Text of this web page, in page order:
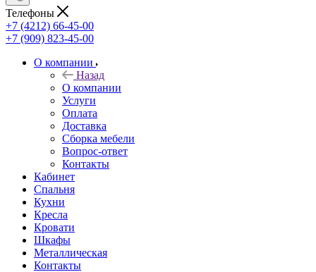
Телефоны
+7 (4212) 66-45-00
+7 (909) 823-45-00
О компании
Назад
О компании
Услуги
Оплата
Доставка
Сборка мебели
Вопрос-ответ
Контакты
Кабинет
Спальня
Кухни
Кресла
Кровати
Шкафы
Металлическая
Контакты